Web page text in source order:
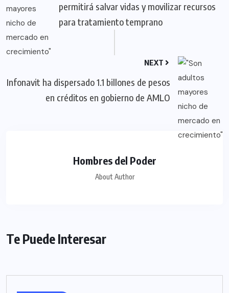
permitirá salvar vidas y movilizar recursos
para tratamiento temprano
NEXT
Infonavit ha dispersado 1.1 billones de pesos
en créditos en gobierno de AMLO
Hombres del Poder
About Author
Te Puede Interesar